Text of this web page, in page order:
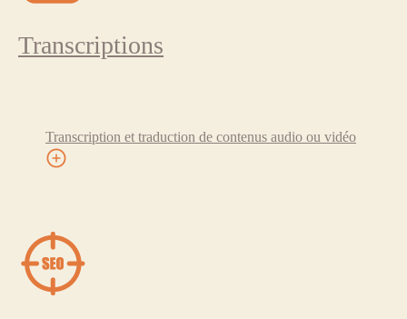
Transcriptions
Transcription et traduction de contenus audio ou vidéo